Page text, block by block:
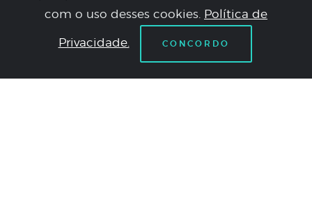
Formação
com o uso desses cookies.
Política de
Privacidade. CONCORDO